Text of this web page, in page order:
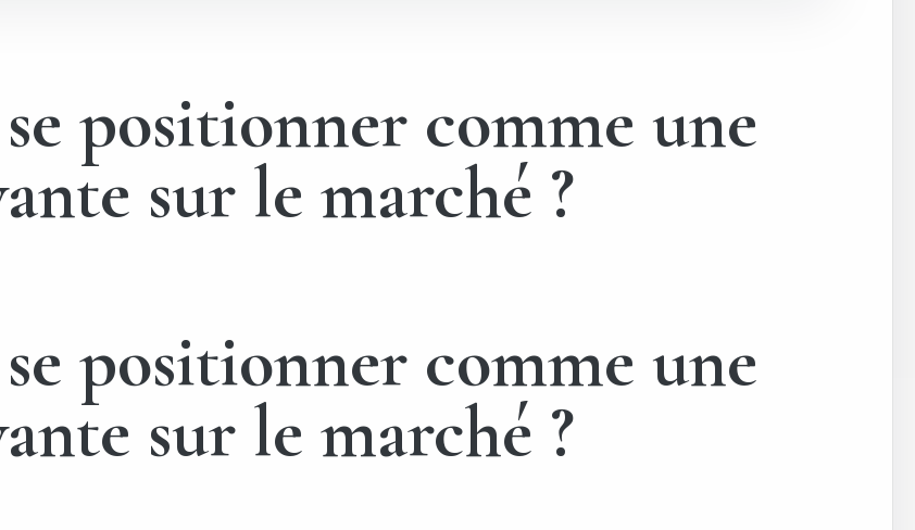
positionner comme une
sur le marché ?
positionner comme une
sur le marché ?